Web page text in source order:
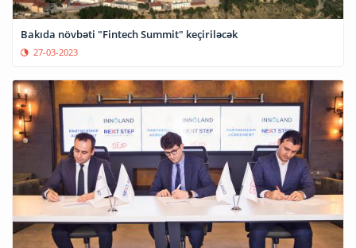
Bakıda növbəti "Fintech Summit" keçiriləcək
27-03-2023